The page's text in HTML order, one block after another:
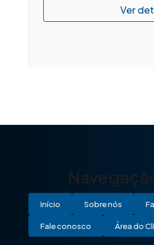
Início Sobre nós
Fale conosco Área do